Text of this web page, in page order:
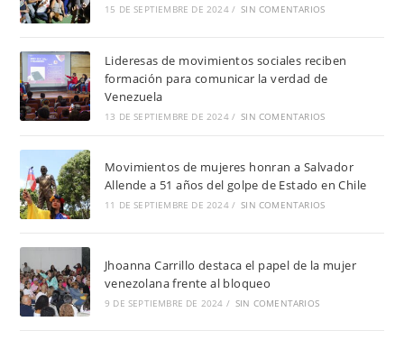
15 DE SEPTIEMBRE DE 2024 / SIN COMENTARIOS
Lideresas de movimientos sociales reciben
formación para comunicar la verdad de
Venezuela
13 DE SEPTIEMBRE DE 2024 / SIN COMENTARIOS
Movimientos de mujeres honran a Salvador
Allende a 51 años del golpe de Estado en Chile
11 DE SEPTIEMBRE DE 2024 / SIN COMENTARIOS
Jhoanna Carrillo destaca el papel de la mujer
venezolana frente al bloqueo
9 DE SEPTIEMBRE DE 2024 / SIN COMENTARIOS